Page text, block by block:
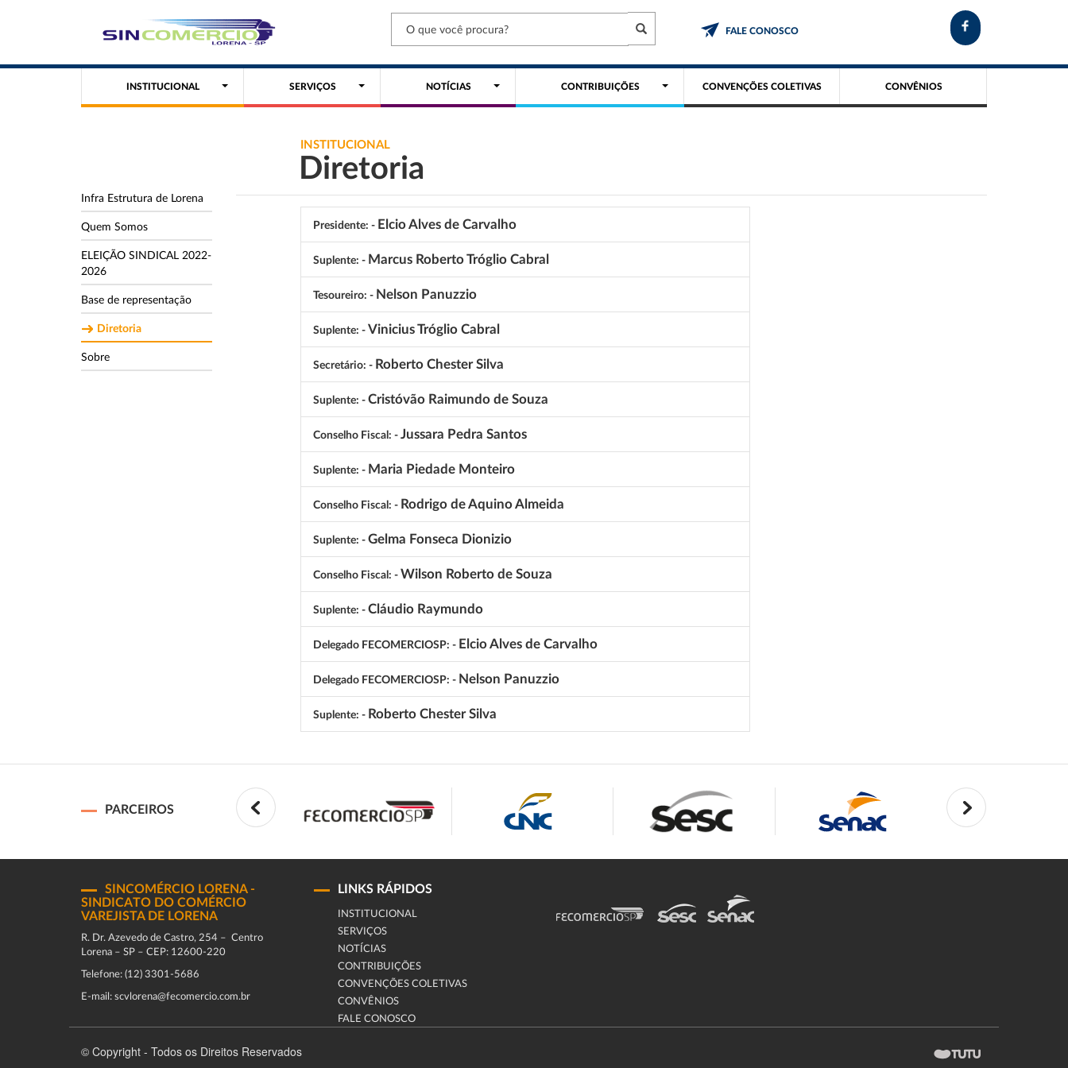
FALE CONOSCO
INSTITUCIONAL SERVIÇOS NOTÍCIAS CONTRIBUIÇÕES CONVENÇÕES COLETIVAS CONVÊNIOS
Infra Estrutura de Lorena
Quem Somos
ELEIÇÃO SINDICAL 2022-
2026
Base de representação
Diretoria
Sobre
INSTITUCIONAL
Diretoria
Presidente: - Elcio Alves de Carvalho
Suplente: - Marcus Roberto Tróglio Cabral
Tesoureiro: - Nelson Panuzzio
Suplente: - Vinicius Tróglio Cabral
Secretário: - Roberto Chester Silva
Suplente: -Cristóvão Raimundo de Souza
Conselho Fiscal: -Jussara Pedra Santos
Suplente: - Maria Piedade Monteiro
Conselho Fiscal: - Rodrigo de Aquino Almeida
Suplente: -Gelma Fonseca Dionizio
Conselho Fiscal: - Wilson Roberto de Souza
Suplente: -Cláudio Raymundo
Delegado FECOMERCIOSP: - Elcio Alves de Carvalho
Delegado FECOMERCIOSP: - Nelson Panuzzio
Suplente: - Roberto Chester Silva
PARCEIROS
SINCOMÉRCIO LORENA -
SINDICATO DO COMÉRCIO
VAREJISTA DE LORENA
R. Dr. Azevedo de Castro, 254 – Centro
Lorena – SP – CEP: 12600-220
Telefone: (12) 3301-5686
E-mail: scvlorena@fecomercio.com.br
LINKS RÁPIDOS
INSTITUCIONAL
SERVIÇOS
NOTÍCIAS
CONTRIBUIÇÕES
CONVENÇÕES COLETIVAS
CONVÊNIOS
FALE CONOSCO
© Copyright - Todos os Direitos Reservados